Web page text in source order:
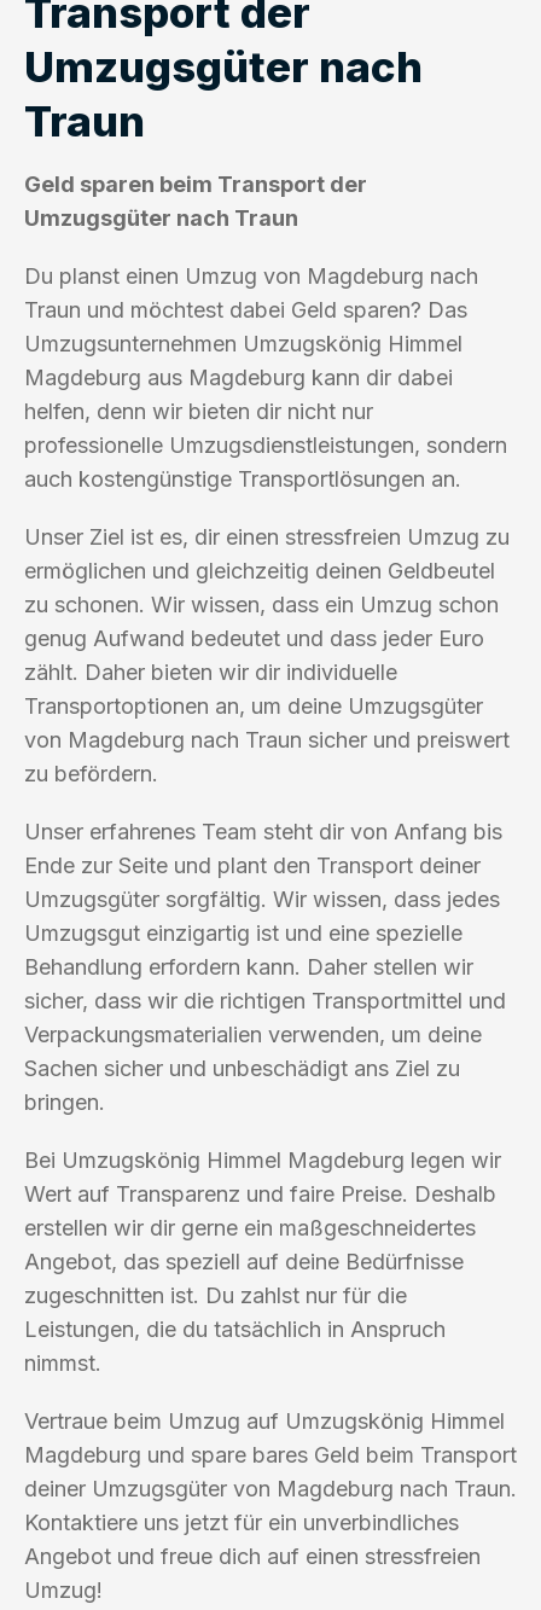
Transport der
Umzugsgüter nach
Traun
Geld sparen beim Transport der
Umzugsgüter nach Traun
Du planst einen Umzug von Magdeburg nach
Traun und möchtest dabei Geld sparen? Das
Umzugsunternehmen Umzugskönig Himmel
Magdeburg aus Magdeburg kann dir dabei
helfen, denn wir bieten dir nicht nur
professionelle Umzugsdienstleistungen, sondern
auch kostengünstige Transportlösungen an.
Unser Ziel ist es, dir einen stressfreien Umzug zu
ermöglichen und gleichzeitig deinen Geldbeutel
zu schonen. Wir wissen, dass ein Umzug schon
genug Aufwand bedeutet und dass jeder Euro
zählt. Daher bieten wir dir individuelle
Transportoptionen an, um deine Umzugsgüter
von Magdeburg nach Traun sicher und preiswert
zu befördern.
Unser erfahrenes Team steht dir von Anfang bis
Ende zur Seite und plant den Transport deiner
Umzugsgüter sorgfältig. Wir wissen, dass jedes
Umzugsgut einzigartig ist und eine spezielle
Behandlung erfordern kann. Daher stellen wir
sicher, dass wir die richtigen Transportmittel und
Verpackungsmaterialien verwenden, um deine
Sachen sicher und unbeschädigt ans Ziel zu
bringen.
Bei Umzugskönig Himmel Magdeburg legen wir
Wert auf Transparenz und faire Preise. Deshalb
erstellen wir dir gerne ein maßgeschneidertes
Angebot, das speziell auf deine Bedürfnisse
zugeschnitten ist. Du zahlst nur für die
Leistungen, die du tatsächlich in Anspruch
nimmst.
Vertraue beim Umzug auf Umzugskönig Himmel
Magdeburg und spare bares Geld beim Transport
deiner Umzugsgüter von Magdeburg nach Traun.
Kontaktiere uns jetzt für ein unverbindliches
Angebot und freue dich auf einen stressfreien
Umzug!